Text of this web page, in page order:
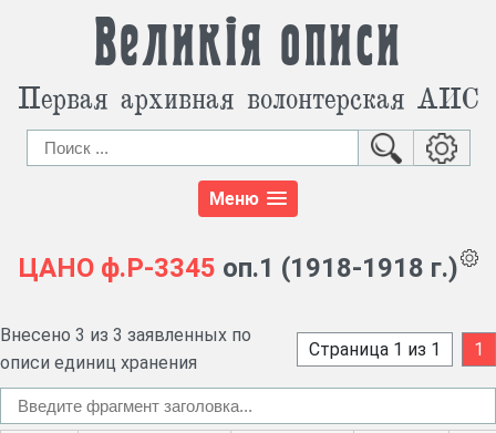
Великія описи
Первая архивная волонтерская АИС
Меню
ЦАНО ф.Р-3345 оп.1 (1918-1918 г.)
Внесено 3 из 3 заявленных по
описи единиц хранения
Страница 1 из 1 1